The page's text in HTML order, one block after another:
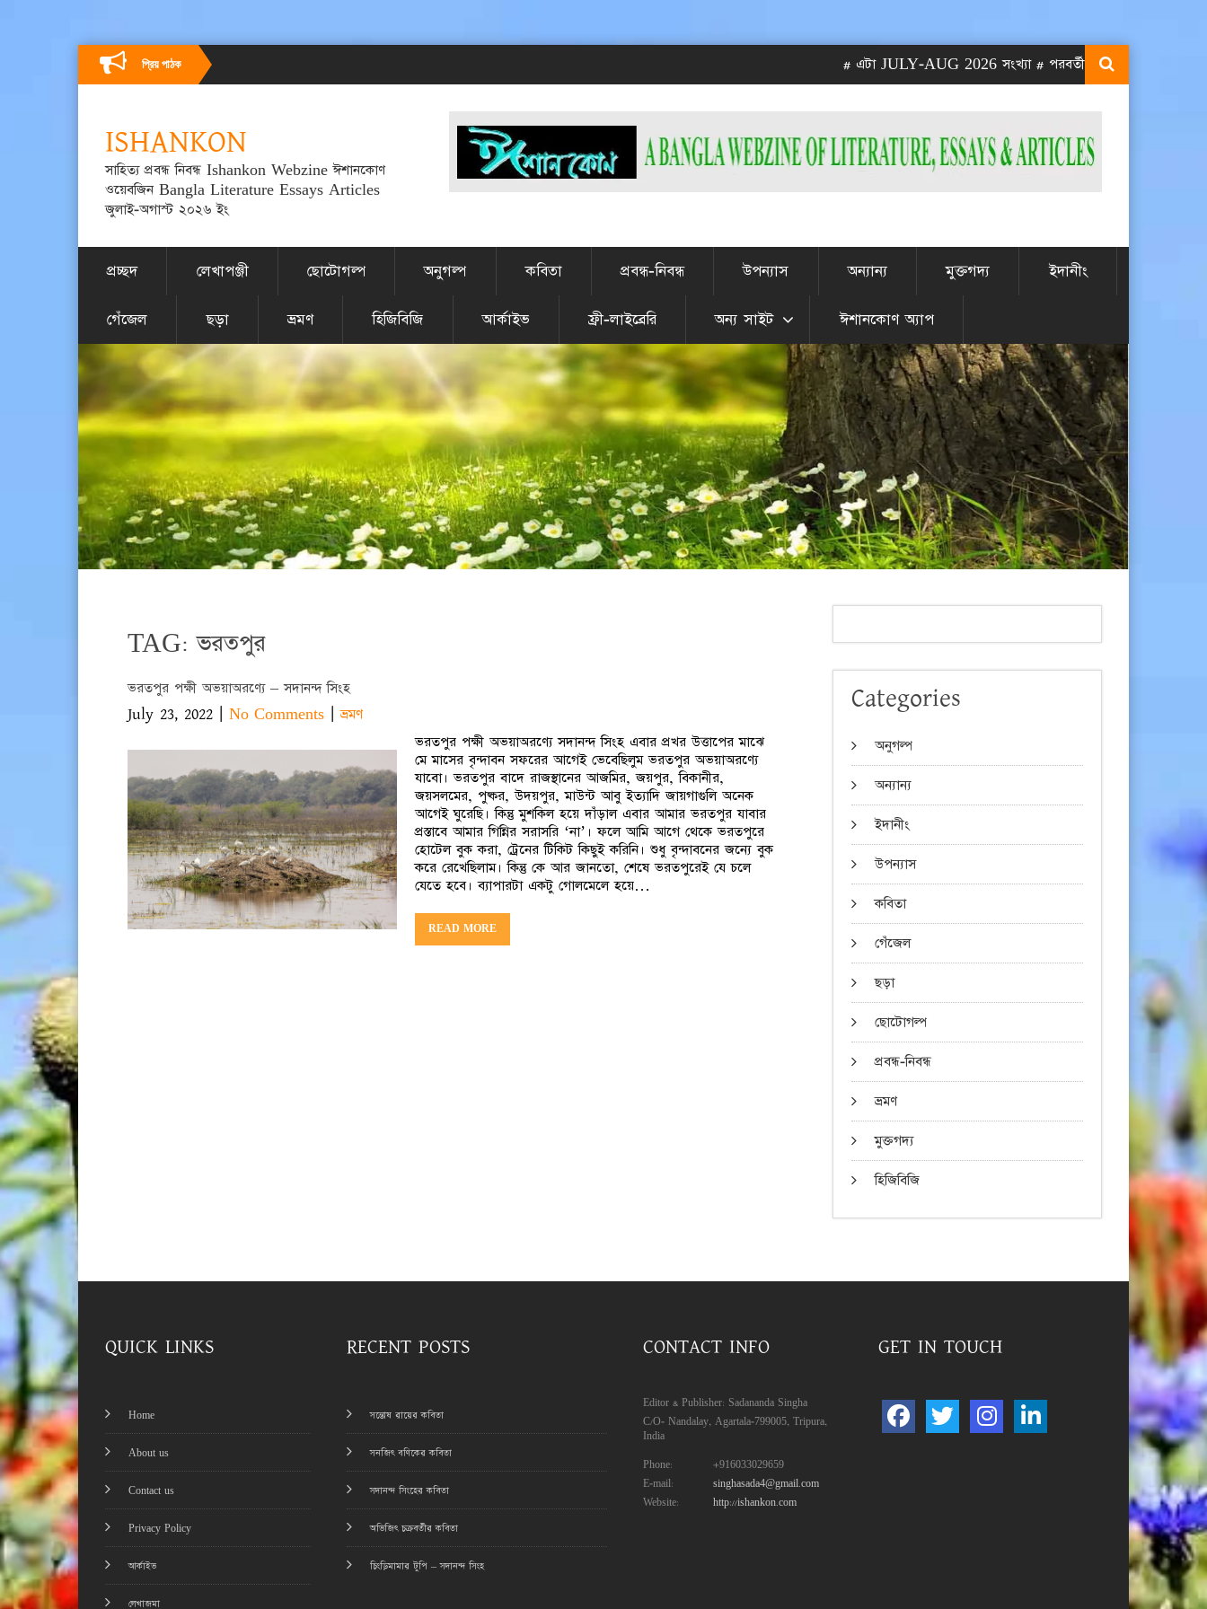
প্রিয় পাঠক # এটা JULY-AUG 2026 সংখ্যা # পরবর্তী SEPT-OCT 2026 সংখ্যা
ISHANKON
সাহিত্য প্রবন্ধ নিবন্ধ Ishankon Webzine ঈশানকোণ
ওয়েবজিন Bangla Literature Essays Articles
জুলাই-অগাস্ট ২০২৬ ইং
প্রচ্ছদ লেখাপঞ্জী ছোটোগল্প অনুগল্প কবিতা প্রবন্ধ-নিবন্ধ উপন্যাস অন্যান্য মুক্তগদ্য ইদানীং
গেঁজেল ছড়া ভ্রমণ হিজিবিজি আর্কাইভ ফ্রী-লাইব্রেরি অন্য সাইট ঈশানকোণ অ্যাপ
TAG: ভরতপুর
ভরতপুর পক্ষী অভয়াঅরণ্যে – সদানন্দ সিংহ
July 23, 2022 | No Comments |ভ্রমণ
ভরতপুর পক্ষী অভয়াঅরণ্যে সদানন্দ সিংহ এবার প্রখর উত্তাপের মাঝে
মে মাসের বৃন্দাবন সফরের আগেই ভেবেছিলুম ভরতপুর অভয়াঅরণ্যে
যাবো। ভরতপুর বাদে রাজস্থানের আজমির, জয়পুর, বিকানীর,
জয়সলমের, পুষ্কর, উদয়পুর, মাউন্ট আবু ইত্যাদি জায়গাগুলি অনেক
আগেই ঘুরেছি। কিন্তু মুশকিল হয়ে দাঁড়াল এবার আমার ভরতপুর যাবার
প্রস্তাবে আমার গিন্নির সরাসরি ‘না’। ফলে আমি আগে থেকে ভরতপুরে
হোটেল বুক করা, ট্রেনের টিকিট কিছুই করিনি। শুধু বৃন্দাবনের জন্যে বুক
করে রেখেছিলাম। কিন্তু কে আর জানতো, শেষে ভরতপুরেই যে চলে
যেতে হবে। ব্যাপারটা একটু গোলমেলে হয়ে…
READ MORE
Categories
অনুগল্প
অন্যান্য
ইদানীং
উপন্যাস
কবিতা
গেঁজেল
ছড়া
ছোটোগল্প
প্রবন্ধ-নিবন্ধ
ভ্রমণ
মুক্তগদ্য
হিজিবিজি
QUICK LINKS
Home
About us
Contact us
Privacy Policy
আর্কাইভ
লেখাজমা
RECENT POSTS
সন্তোষ রায়ের কবিতা
সনজিৎ বণিকের কবিতা
সদানন্দ সিংহের কবিতা
অভিজিৎ চক্রবর্তীর কবিতা
চিংড়িমামার টুপি – সদানন্দ সিংহ
CONTACT INFO
Editor & Publisher: Sadananda Singha
C/O- Nandalay, Agartala-799005, Tripura,
India
Phone:
+916033029659
E-mail:
singhasada4@gmail.com
Website:
http://ishankon.com
GET IN TOUCH